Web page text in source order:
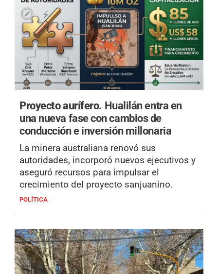
Proyecto aurífero. Hualilán entra en
una nueva fase con cambios de
conducción e inversión millonaria
La minera australiana renovó sus
autoridades, incorporó nuevos ejecutivos y
aseguró recursos para impulsar el
crecimiento del proyecto sanjuanino.
POLÍTICA